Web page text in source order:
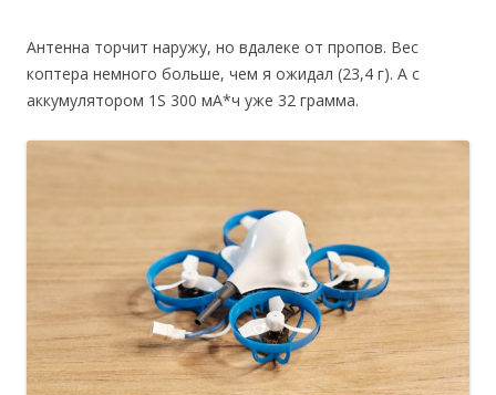
Антенна торчит наружу, но вдалеке от пропов. Вес
коптера немного больше, чем я ожидал (23,4 г). А с
аккумулятором 1S 300 мА*ч уже 32 грамма.